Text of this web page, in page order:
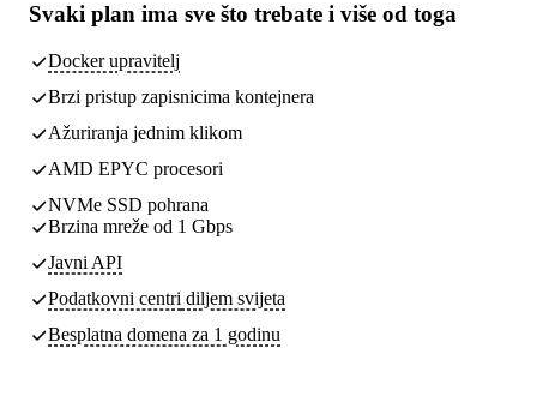
Svaki plan ima sve što trebate i više od toga
Docker upravitelj
Brzi pristup zapisnicima kontejnera
Ažuriranja jednim klikom
AMD EPYC procesori
NVMe SSD pohrana
Brzina mreže od 1 Gbps
Javni API
Podatkovni centri diljem svijeta
Besplatna domena za 1 godinu